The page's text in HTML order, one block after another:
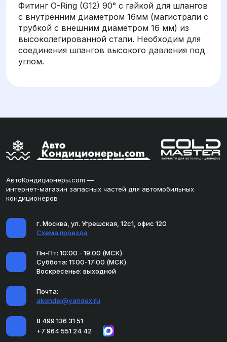
Фитинг O-Ring (G12) 90° с гайкой для шлангов
с внутренним диаметром 16мм (магистрали с
трубкой с внешним диаметром 16 мм) из
высоколегированной стали. Необходим для
соединения шлангов высокого давления под
углом.
АвтоКондиционеры.com —
интернет-магазин запасных частей для автомобильных
кондиционеров
г. Москва, ул. Угрешская, 12с1, офис 120
Схема проезда
Пн-Пт: 10:00 - 19:00 (МСК)
Суббота: 11:00-17:00 (МСК)
Воскресенье: выходной
Почта:
akondei@yandex.ru
8 499 136 31 51
+7 964 551 24 42